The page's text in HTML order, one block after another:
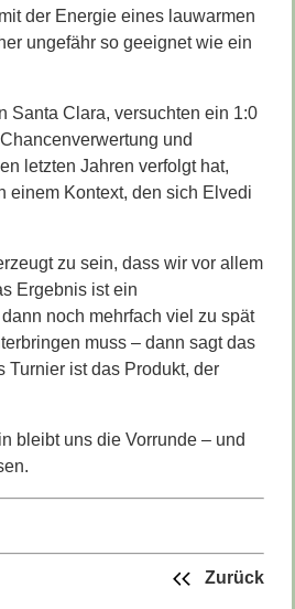
der Energie eines lauwarmen
ungefähr so geeignet wie ein
Santa Clara, versuchten ein 1:0
und
letzten Jahren verfolgt hat,
einem Kontext, den sich Elvedi
zu sein, dass wir vor allem
Ergebnis ist ein
noch mehrfach viel zu spät
muss – dann sagt das
ist das Produkt, der
bleibt uns die Vorrunde – und
Zurück